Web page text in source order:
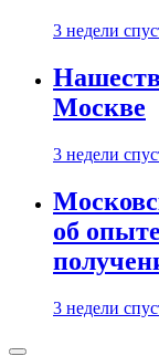
3 недели
Москве
3 недели
об
3 недели